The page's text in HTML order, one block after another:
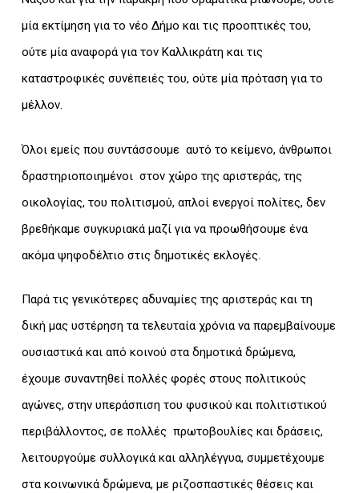
μία εκτίμηση για το νέο Δήμο και τις προοπτικές του,
ούτε μία αναφορά για τον Καλλικράτη και τις
καταστροφικές συνέπειές του, ούτε μία πρόταση για το
μέλλον.
Όλοι εμείς που συντάσσουμε αυτό το κείμενο, άνθρωποι
δραστηριοποιημένοι στον χώρο της αριστεράς, της
οικολογίας, του πολιτισμού, απλοί ενεργοί πολίτες, δεν
βρεθήκαμε συγκυριακά μαζί για να προωθήσουμε ένα
ακόμα ψηφοδέλτιο στις δημοτικές εκλογές.
Παρά τις γενικότερες αδυναμίες της αριστεράς και τη
δική μας υστέρηση τα τελευταία χρόνια να παρεμβαίνουμε
ουσιαστικά και από κοινού στα δημοτικά δρώμενα,
έχουμε συναντηθεί πολλές φορές στους πολιτικούς
αγώνες, στην υπεράσπιση του φυσικού και πολιτιστικού
περιβάλλοντος, σε πολλές πρωτοβουλίες και δράσεις,
λειτουργούμε συλλογικά και αλληλέγγυα, συμμετέχουμε
στα κοινωνικά δρώμενα, με ριζοσπαστικές θέσεις και